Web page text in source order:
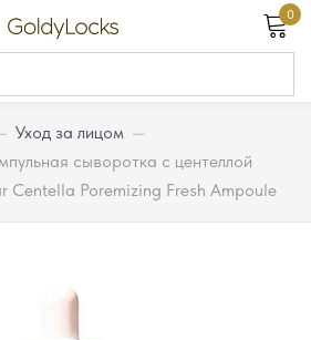
0
Уход за лицом —
сыворотка с центеллой
Centella Poremizing Fresh Ampoule
Вход